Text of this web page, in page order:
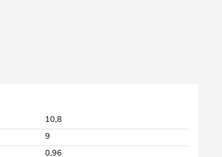
10,8
9
0,96